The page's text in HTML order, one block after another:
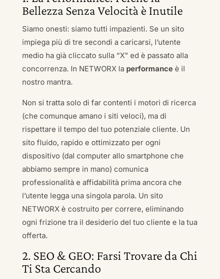
Bellezza Senza Velocità è Inutile
Siamo onesti: siamo tutti impazienti. Se un sito
impiega più di tre secondi a caricarsi, l’utente
medio ha già cliccato sulla “X” ed è passato alla
concorrenza. In NETWORX la performanceè il
nostro mantra.
Non si tratta solo di far contenti i motori di ricerca
(che comunque amano i siti veloci), ma di
rispettare il tempo del tuo potenziale cliente. Un
sito fluido, rapido e ottimizzato per ogni
dispositivo (dal computer allo smartphone che
abbiamo sempre in mano) comunica
professionalità e affidabilità prima ancora che
l’utente legga una singola parola. Un sito
NETWORX è costruito per correre, eliminando
ogni frizione tra il desiderio del tuo cliente e la tua
offerta.
2. SEO & GEO: Farsi Trovare da Chi
Ti Sta Cercando